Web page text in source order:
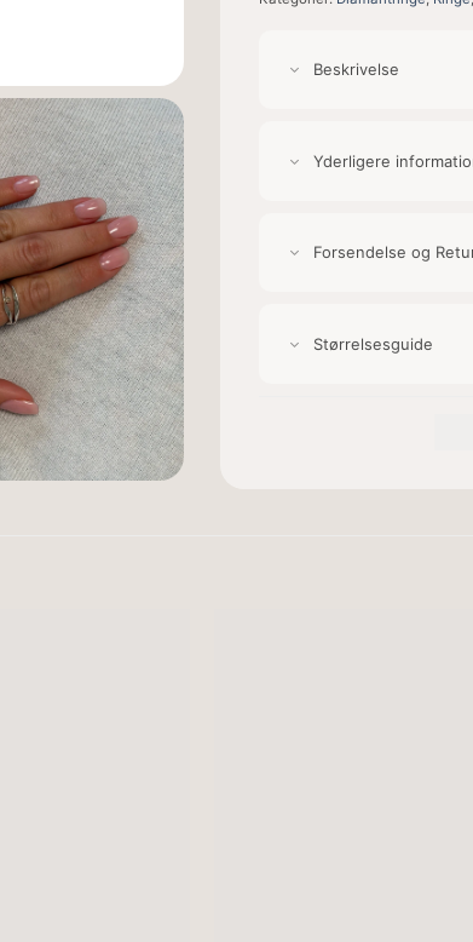
Beskrivelse
Yderligere
Forsendelse og
Størrelsesguide